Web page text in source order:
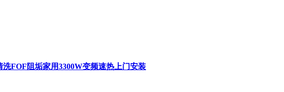
FOF阻垢家用3300W变频速热上门安装